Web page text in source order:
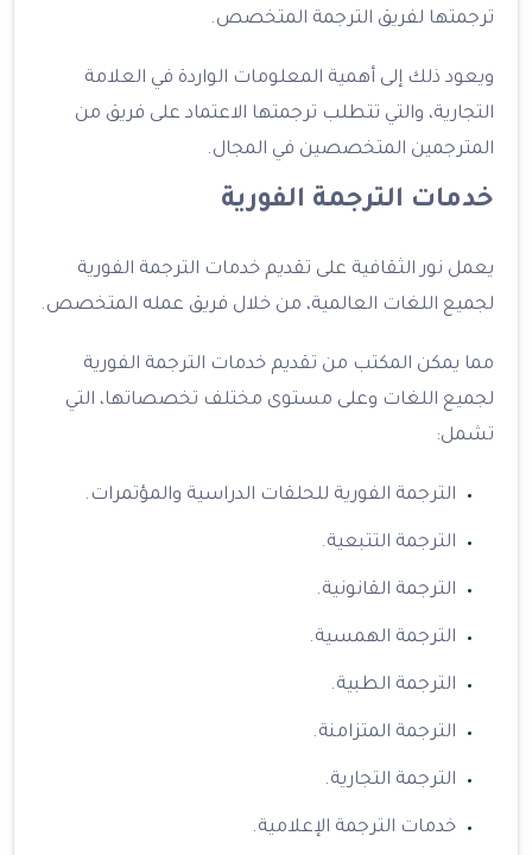
ترجمتها لفريق الترجمة المتخصص.
ويعود ذلك إلى أهمية المعلومات الواردة في العلامة
التجارية، والتي تتطلب ترجمتها الاعتماد على فريق من
المترجمين المتخصصين في المجال.
خدمات الترجمة الفورية
يعمل نور الثقافية على تقديم خدمات الترجمة الفورية
لجميع اللغات العالمية، من خلال فريق عمله المتخصص.
مما يمكن المكتب من تقديم خدمات الترجمة الفورية
لجميع اللغات وعلى مستوى مختلف تخصصاتها، التي
تشمل:
الترجمة الفورية للحلقات الدراسية والمؤتمرات.
الترجمة التتبعية.
الترجمة القانونية.
الترجمة الهمسية.
الترجمة الطبية.
الترجمة المتزامنة.
الترجمة التجارية.
خدمات الترجمة الإعلامية.